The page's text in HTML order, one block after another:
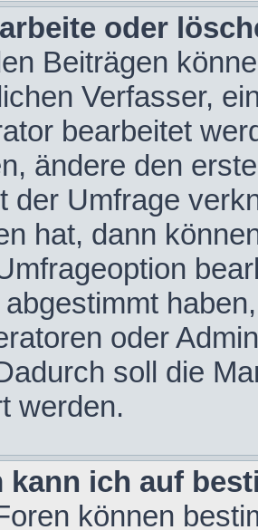
oder
Beiträgen
Verfasser,
bearbeitet
ändere den
der Umfrage
hat, dann
oder
soll die
werden.
kann ich auf
können